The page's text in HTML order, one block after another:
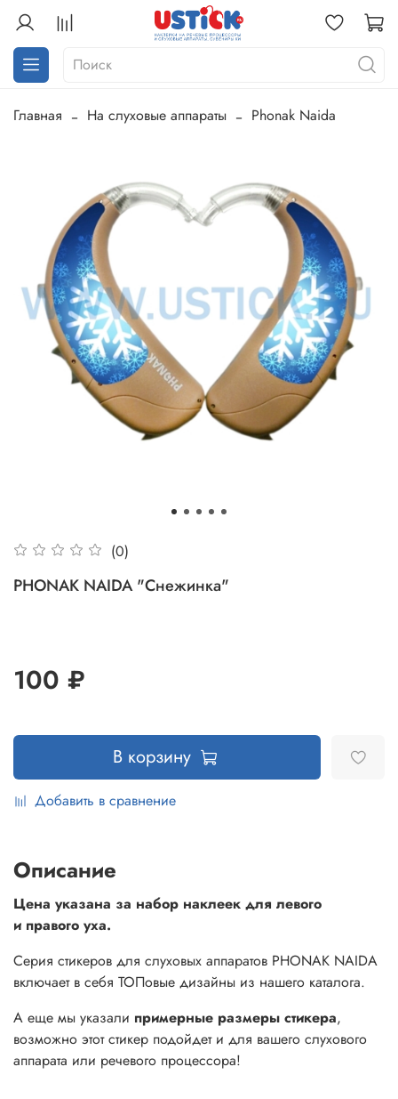
Главная На слуховые аппараты Phonak Naida
(0)
PHONAK NAIDA "Снежинка"
100 ₽
В корзину
Добавить в сравнение
Описание
Цена указана за набор наклеек для левого
и правого уха.
Серия стикеров для слуховых аппаратов PHONAK NAIDA
включает в себя ТОПовые дизайны из нашего каталога.
А еще мы указали примерные размеры стикера,
возможно этот стикер подойдет и для вашего слухового
аппарата или речевого процессора!